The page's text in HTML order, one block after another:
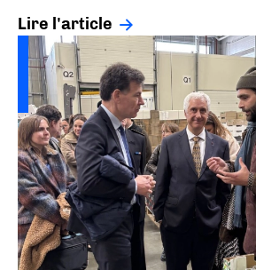
Lire l'article